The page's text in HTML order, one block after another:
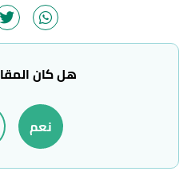
6 Tips to Get Back
, Retrieved 6/2/2021.
verywellfamily
6/2/2021. Edited.
↑
"Gain Weight Safely During Your Pregnancy"
,
هل كان
نعم